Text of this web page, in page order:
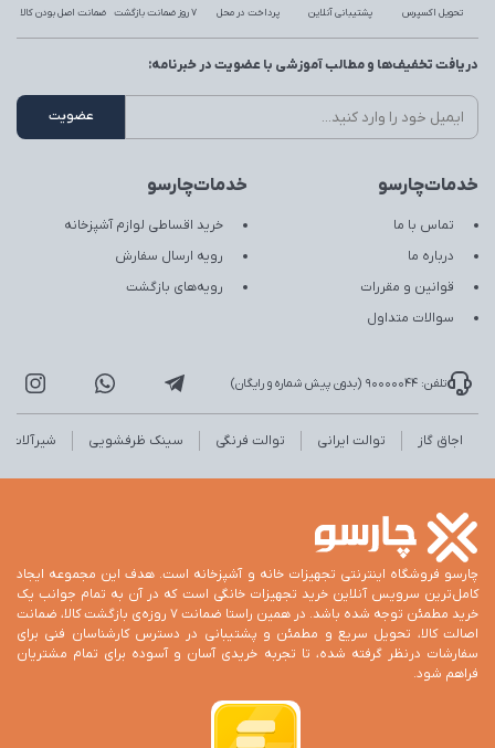
تحویل اکسپرس پشتیبانی آنلاین پرداخت در محل 7 روز ضمانت بازگشت ضمانت اصل بودن کالا
خدمات‌چارسو
تماس با ما
درباره ما
قوانین و مقررات
سوالات متداول
خدمات‌چارسو
خرید اقساطی لوازم آشپزخانه
رویه ارسال سفارش
رویه‌های بازگشت
دریافت تخفیف‌ها و مطالب آموزشی با عضویت در خبرنامه:
تلفن: 90000044 (بدون پیش شماره و رایگان)
اجاق گاز توالت ایرانی توالت فرنگی سینک ظرفشویی شیرآلات
چارسو فروشگاه اینترنتی تجهیزات خانه و آشپزخانه است. هدف این مجموعه ایجاد
کامل‌ترین سرویس آنلاین خرید تجهیزات خانگی است که در آن به تمام جوانب یک
خرید مطمئن توجه شده باشد. در همین راستا ضمانت 7 روزه‌ی بازگشت کالا، ضمانت
اصالت کالا، تحویل سریع و مطمئن و پشتیبانی در دسترس کارشناسان فنی برای
سفارشات درنظر گرفته شده، تا تجربه خریدی آسان و آسوده برای تمام مشتریان
فراهم شود.